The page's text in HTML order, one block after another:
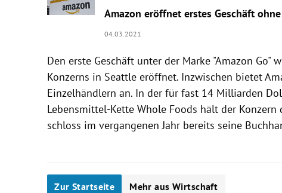
Amazon eröffnet erstes Geschäft
04.03.2021
Den erste Geschäft unter der Marke "Amazon Go"
Konzerns in Seattle eröffnet. Inzwischen bietet
Einzelhändlern an. In der für fast 14 Milliarden
Lebensmittel-Kette Whole Foods hält der Konzern
schloss im vergangenen Jahr bereits seine
Zur Startseite Mehr aus Wirtschaft